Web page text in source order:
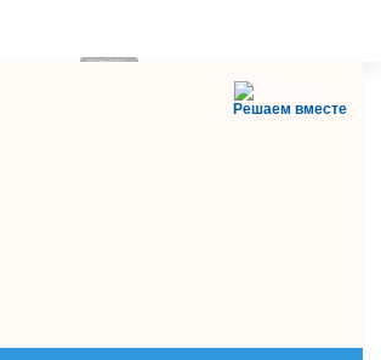
ПОДРОБНЕЕ
Решаем вместе